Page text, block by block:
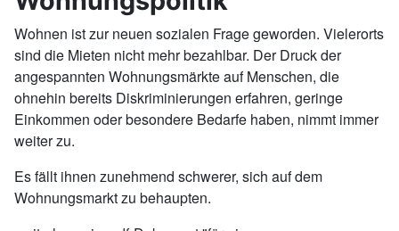
Wohnen ist zur neuen sozialen Frage geworden. Vielerorts
sind die Mieten nicht mehr bezahlbar. Der Druck der
angespannten Wohnungsmärkte auf Menschen, die
ohnehin bereits Diskriminierungen erfahren, geringe
Einkommen oder besondere Bedarfe haben, nimmt immer
weiter zu.
Es fällt ihnen zunehmend schwerer, sich auf dem
Wohnungsmarkt zu behaupten.